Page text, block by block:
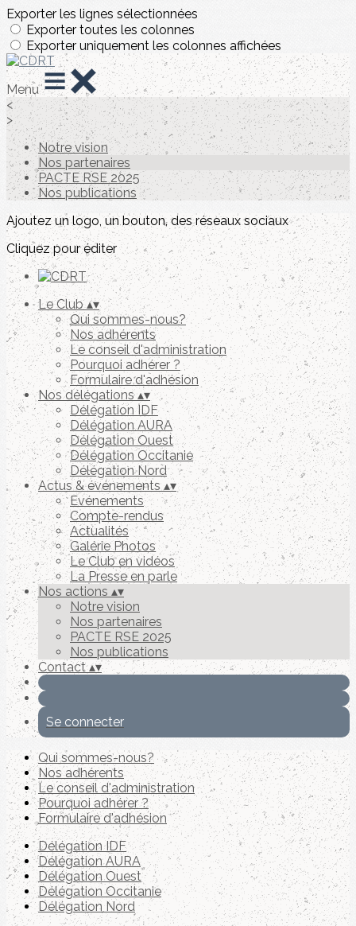
Exporter les lignes sélectionnées
Exporter toutes les colonnes
Exporter uniquement les colonnes affichées
Menu
<
>
Notre vision
Nos partenaires
PACTE RSE 2025
Nos publications
Ajoutez un logo, un bouton, des réseaux sociaux
Cliquez pour éditer
Le Club▴▾
Qui sommes-nous?
Nos adhérents
Le conseil d'administration
Pourquoi adhérer ?
Formulaire d'adhésion
Nos délégations▴▾
Délégation IDF
Délégation AURA
Délégation Ouest
Délégation Occitanie
Délégation Nord
Actus & événements ▴▾
Evénements
Compte-rendus
Actualités
Galérie Photos
Le Club en vidéos
La Presse en parle
Nos actions ▴▾
Notre vision
Nos partenaires
PACTE RSE 2025
Nos publications
Contact▴▾
Se connecter
Qui sommes-nous?
Nos adhérents
Le conseil d'administration
Pourquoi adhérer ?
Formulaire d'adhésion
Délégation IDF
Délégation AURA
Délégation Ouest
Délégation Occitanie
Délégation Nord